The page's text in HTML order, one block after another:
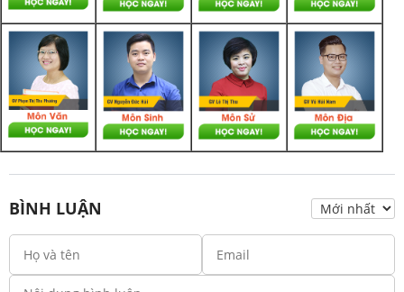
BÌNH LUẬN